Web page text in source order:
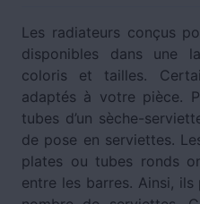
Les radiateurs conçus
disponibles dans une
coloris et tailles.
adaptés à votre pièce.
tubes d’un sèche-
de pose en serviettes.
plates ou tubes ronds
entre les barres. Ainsi,